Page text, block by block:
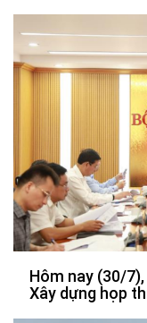
Hôm nay (30/
Xây dựng họp